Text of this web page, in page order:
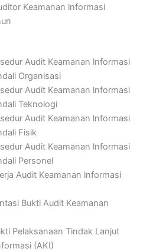
Keamanan lnformasi
Audit Keamanan lnformasi
Organisasi
Audit Keamanan lnformasi
Teknologi
Audit Keamanan lnformasi
Fisik
Audit Keamanan lnformasi
Personel
Audit Keamanan lnformasi
Bukti Audit Keamanan
Pelaksanaan Tindak Lanjut
(AKI)